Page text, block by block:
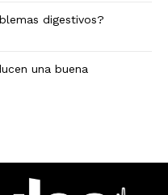
digestivos?
una buena